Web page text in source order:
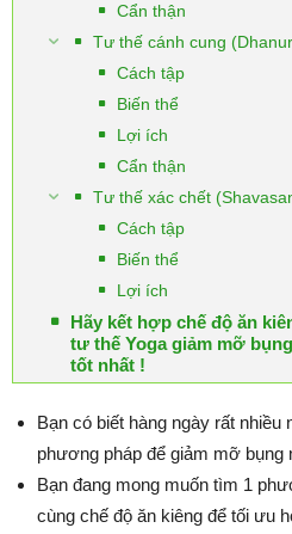
Cẩn thận
Tư thế cánh cung
Cách tập
Biến thể
Lợi ích
Cẩn thận
Tư thế xác chết
Cách tập
Biến thể
Lợi ích
Hãy kết hợp chế độ ăn
tư thế Yoga giảm mỡ
tốt nhất !
Bạn có biết hàng ngày rất
phương pháp để giảm mỡ bụng
Bạn đang mong muốn tìm 1
cùng chế độ ăn kiêng để tối ưu